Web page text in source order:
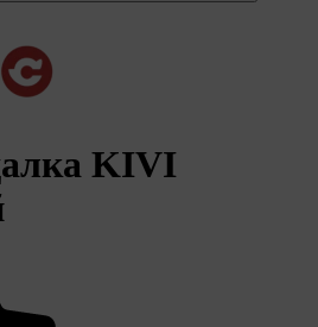
KIVI